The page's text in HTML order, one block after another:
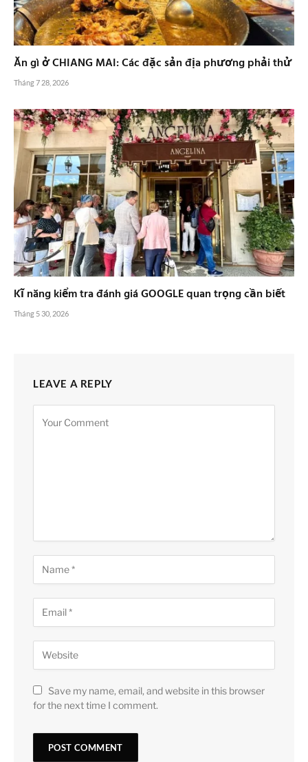
Ăn gì ở CHIANG MAI: Các đặc sản địa phương phải thử
Tháng 7 28, 2026
Kĩ năng kiểm tra đánh giá GOOGLE quan trọng cần biết
Tháng 5 30, 2026
LEAVE A REPLY
Save my name, email, and website in this browser
for the next time I comment.